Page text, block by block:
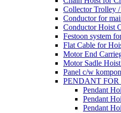
Collector Trolley
Conductor for
Conductor Hoist
Festoon system
Flat Cable for
Motor End
Motor Sadle
Panel c/w
PENDANT
Pendant
Pendant
Pendant